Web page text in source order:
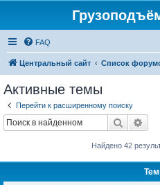
FAQ
Центральный сайт Список
Активные темы
Перейти к расширенному поиску
Поиск
Найдено 42